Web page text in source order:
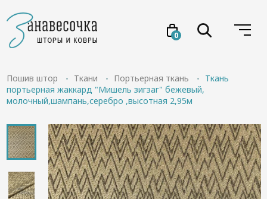
0
Услуги
Акции
Проекты
Пошив штор Ткани Портьерная ткань
Ткань
портьерная жаккард "Мишель зигзаг" бежевый,
молочный,шампань,серебро ,высотная 2,95м